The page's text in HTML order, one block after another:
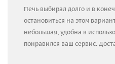
Печь выбирал долго и в
остановиться на этом
небольшая, удобна в
понравился ваш сервис.